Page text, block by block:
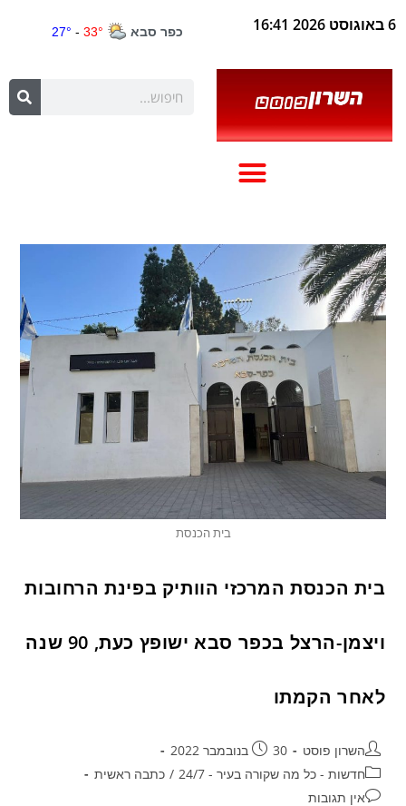
6 באוגוסט 2026 16:41
בית הכנסת
בית הכנסת המרכזי הוותיק בפינת הרחובות
ויצמן-הרצל בכפר סבא ישופץ כעת, 90 שנה
לאחר הקמתו
השרון פוסט
30 בנובמבר 2022
חדשות - כל מה שקורה בעיר - 24/7
/ כתבה ראשית
אין תגובות